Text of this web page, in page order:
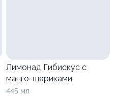
Лимонад Гибискус с
манго-шариками
445 мл